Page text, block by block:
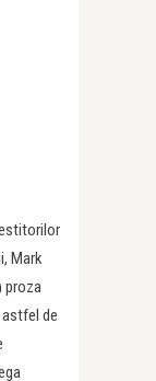
Mark
proza
de